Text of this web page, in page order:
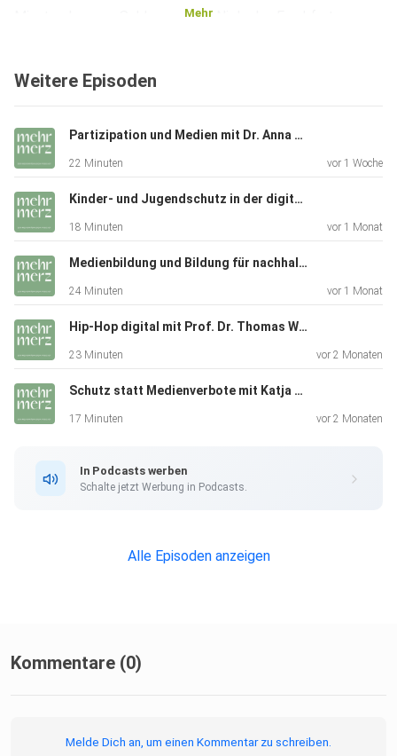
Minute, denn am Schluss erklärt Niels das Frankfurt
Initiative Keine Bildung ohne Medien!
Frankfurt Dreieck zur Bildung in der digital vernetzten Welt
Mehr
Weitere Episoden
Partizipation und Medien mit Dr. Anna Grebe
22 Minuten vor 1 Woche
Kinder- und Jugendschutz in der digitalen Welt mit Dr. Susanne Eggert
18 Minuten vor 1 Monat
Medienbildung und Bildung für nachhaltige Entwicklung (BNE)
24 Minuten vor 1 Monat
Hip-Hop digital mit Prof. Dr. Thomas Wilke und Dr. Niels Brüggen
23 Minuten vor 2 Monaten
Schutz statt Medienverbote mit Katja Sodomann von UNICEF Deutschland
17 Minuten vor 2 Monaten
In Podcasts werben
Schalte jetzt Werbung in Podcasts.
Alle Episoden anzeigen
Kommentare (0)
Melde Dich an, um einen Kommentar zu schreiben.